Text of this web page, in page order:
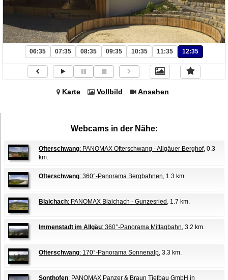
06:35 07:35 08:35 09:35 10:35 11:35 12:35
Karte Vollbild Ansehen
Webcams in der Nähe:
Ofterschwang: PANOMAX Ofterschwang - Allgäuer Berghof, 0.3
km.
Ofterschwang: 360°-Panorama Bergbahnen, 1.3 km.
Blaichach: PANOMAX Blaichach - Gunzesried, 1.7 km.
Immenstadt im Allgäu: 360°-Panorama Mittagbahn, 3.2 km.
Ofterschwang: 170°-Panorama Sonnenalp, 3.3 km.
Sonthofen: PANOMAX Panzer & Braun Tiefbau GmbH in